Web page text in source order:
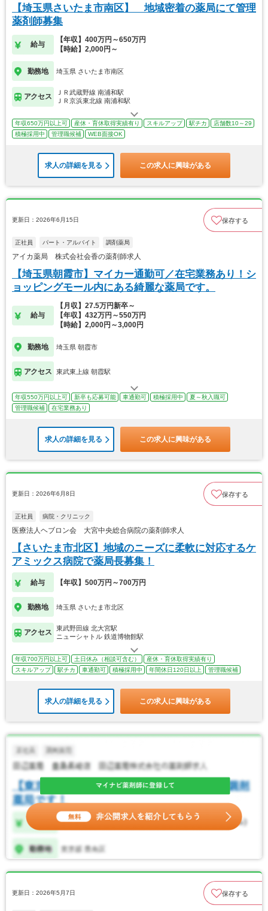
【埼玉県さいたま市南区】 地域密着の薬局にて管理
薬剤師募集
給与
【年収】400万円～650万円
【時給】2,000円～
勤務地 埼玉県 さいたま市南区
アクセス
ＪＲ武蔵野線 南浦和駅
ＪＲ京浜東北線 南浦和駅
年収650万円以上可 産休・育休取得実績有り スキルアップ 駅チカ
店舗数10～29
積極採用中
管理職候補 WEB面接OK
求人の詳細を見る この求人に興味がある
更新日：2026年6月15日 保存する
正社員 パート・アルバイト 調剤薬局
アイカ薬局 株式会社会香の薬剤師求人
【埼玉県朝霞市】マイカー通勤可／在宅業務あり！シ
ョッピングモール内にある綺麗な薬局です。
給与
【月収】27.5万円新卒～
【年収】432万円～550万円
【時給】2,000円～3,000円
勤務地 埼玉県 朝霞市
アクセス 東武東上線 朝霞駅
年収550万円以上可 新卒も応募可能 車通勤可 積極採用中
夏～秋入職可
管理職候補
在宅業務あり
求人の詳細を見る この求人に興味がある
更新日：2026年6月8日 保存する
正社員 病院・クリニック
医療法人ヘブロン会 大宮中央総合病院の薬剤師求人
【さいたま市北区】地域のニーズに柔軟に対応するケ
アミックス病院で薬局長募集！
給与 【年収】500万円～700万円
勤務地 埼玉県 さいたま市北区
アクセス
東武野田線 北大宮駅
ニューシャトル 鉄道博物館駅
年収700万円以上可 土日休み（相談可含む）
産休・育休取得実績有り
スキルアップ
駅チカ 車通勤可 積極採用中 年間休日120日以上 管理職候補
求人の詳細を見る この求人に興味がある
更新日：2026年5月7日 保存する